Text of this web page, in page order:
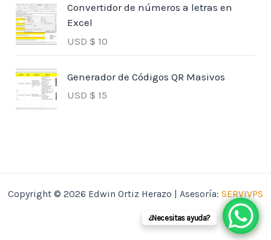
Convertidor de números a letras en
Excel
USD $ 10
Generador de Códigos QR Masivos
USD $ 15
Copyright © 2026 Edwin Ortiz Herazo | Asesoría: SERVIVPS
¿Necesitas ayuda?